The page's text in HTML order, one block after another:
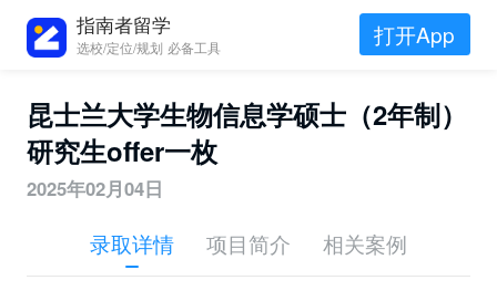
指南者留学
选校/定位/规划 必备工具 打开App
昆士兰大学生物信息学硕士（2年制）
研究生offer一枚
2025年02月04日
录取详情 项目简介 相关案例